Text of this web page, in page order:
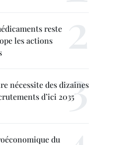
reste
les actions
nécessite des dizaines
d’ici 2035
du